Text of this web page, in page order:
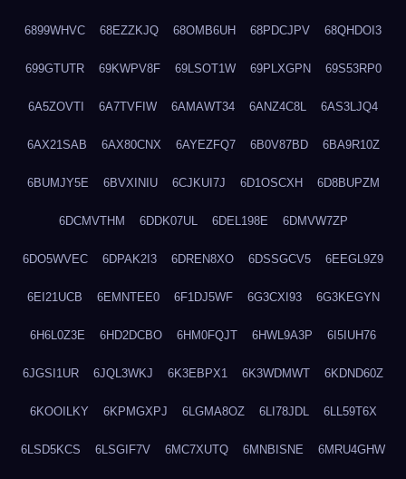
6899WHVC 68EZZKJQ 68OMB6UH 68PDCJPV 68QHDOI3
699GTUTR 69KWPV8F 69LSOT1W 69PLXGPN 69S53RP0
6A5ZOVTI 6A7TVFIW 6AMAWT34 6ANZ4C8L 6AS3LJQ4
6AX21SAB 6AX80CNX 6AYEZFQ7 6B0V87BD 6BA9R10Z
6BUMJY5E 6BVXINIU 6CJKUI7J 6D1OSCXH 6D8BUPZM
6DCMVTHM 6DDK07UL 6DEL198E 6DMVW7ZP
6DO5WVEC 6DPAK2I3 6DREN8XO 6DSSGCV5 6EEGL9Z9
6EI21UCB 6EMNTEE0 6F1DJ5WF 6G3CXI93 6G3KEGYN
6H6L0Z3E 6HD2DCBO 6HM0FQJT 6HWL9A3P 6I5IUH76
6JGSI1UR 6JQL3WKJ 6K3EBPX1 6K3WDMWT 6KDND60Z
6KOOILKY 6KPMGXPJ 6LGMA8OZ 6LI78JDL 6LL59T6X
6LSD5KCS 6LSGIF7V 6MC7XUTQ 6MNBISNE 6MRU4GHW